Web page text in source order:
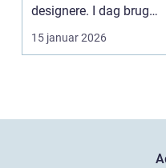
designere. I dag bruger
en lang række
15 januar 2026